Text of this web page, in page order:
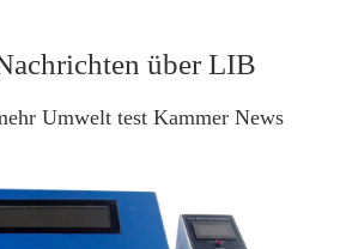
über LIB
Umwelt test Kammer News